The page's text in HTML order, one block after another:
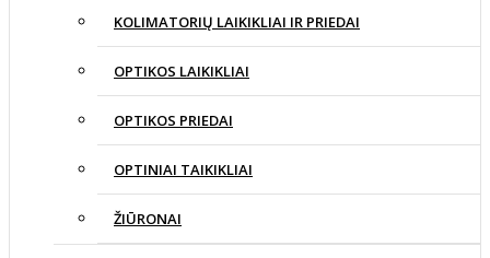
KOLIMATORIŲ LAIKIKLIAI IR PRIEDAI
OPTIKOS LAIKIKLIAI
OPTIKOS PRIEDAI
OPTINIAI TAIKIKLIAI
ŽIŪRONAI